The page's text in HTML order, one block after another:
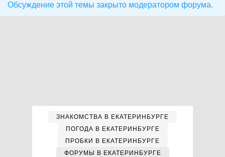
Обсуждение этой темы закрыто модератором форума.
ЗНАКОМСТВА В ЕКАТЕРИНБУРГЕ
ПОГОДА В ЕКАТЕРИНБУРГЕ
ПРОБКИ В ЕКАТЕРИНБУРГЕ
ФОРУМЫ В ЕКАТЕРИНБУРГЕ